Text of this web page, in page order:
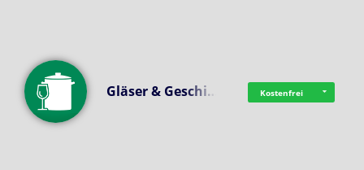
Gläser & Geschi… Kostenfrei